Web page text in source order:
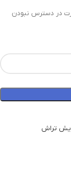
در دسترس نبودن
تراش